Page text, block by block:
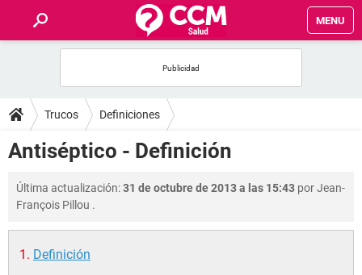
MENU
FOROS
SALUD
FAMILIA
NUTRICIÓN
Trucos Definiciones
Antiséptico - Definición
Última actualización:31 de octubre de 2013 a las 15:43 porJean-
François Pillou .
Definición